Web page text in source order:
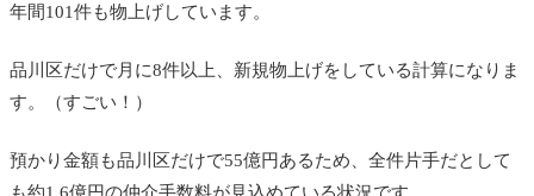
年間101件も物上げしています。
品川区だけで月に8件以上、新規物上げをしている計算になりま
す。（すごい！）
預かり金額も品川区だけで55億円あるため、全件片手だとして
も約1.6億円の仲介手数料が見込めている状況です。